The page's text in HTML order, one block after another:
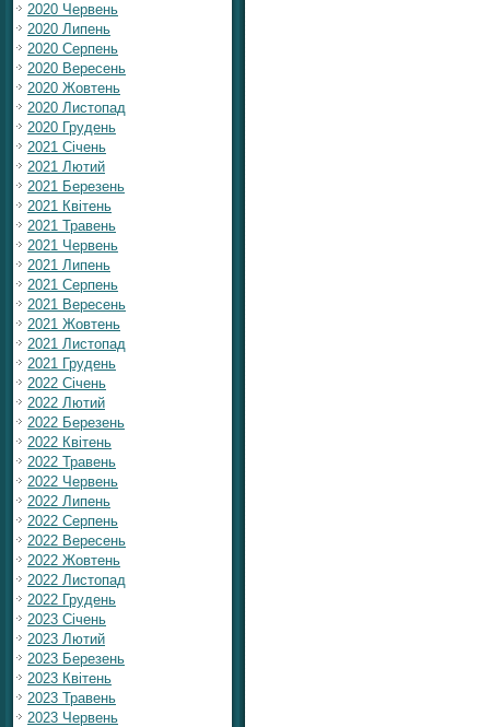
2020 Червень
2020 Липень
2020 Серпень
2020 Вересень
2020 Жовтень
2020 Листопад
2020 Грудень
2021 Січень
2021 Лютий
2021 Березень
2021 Квітень
2021 Травень
2021 Червень
2021 Липень
2021 Серпень
2021 Вересень
2021 Жовтень
2021 Листопад
2021 Грудень
2022 Січень
2022 Лютий
2022 Березень
2022 Квітень
2022 Травень
2022 Червень
2022 Липень
2022 Серпень
2022 Вересень
2022 Жовтень
2022 Листопад
2022 Грудень
2023 Січень
2023 Лютий
2023 Березень
2023 Квітень
2023 Травень
2023 Червень